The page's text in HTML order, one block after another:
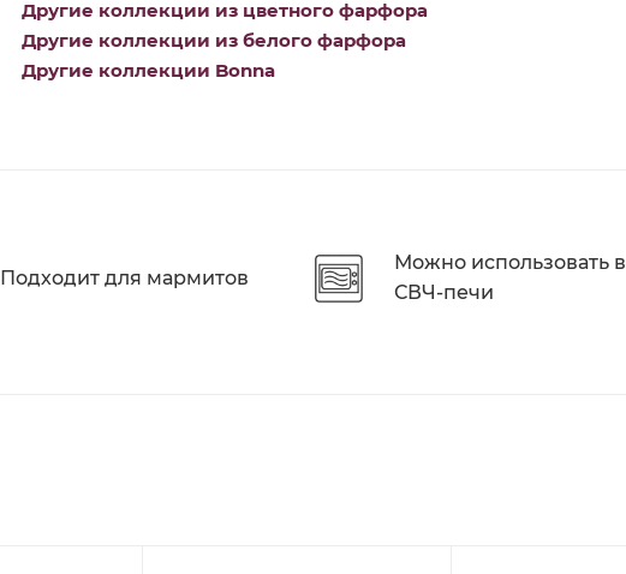
Другие коллекции из цветного фарфора
Другие коллекции из белого фарфора
Другие коллекции Bonna
Подходит для мармитов
Можно использовать в
СВЧ-печи